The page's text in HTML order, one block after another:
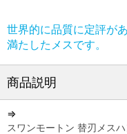
世界的に品質に定評が
満たしたメスです。
商品説明
⇒
スワンモートン 替刃メス